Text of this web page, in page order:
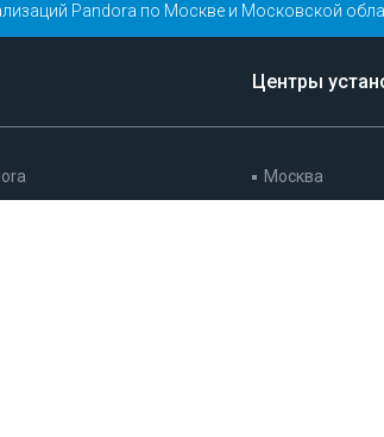
Pandora по Москве и Московской
Центры
Москва